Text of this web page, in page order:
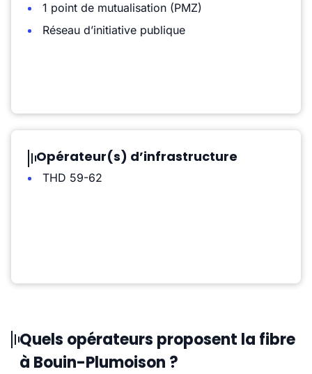
1 point de mutualisation (PMZ)
Réseau d’initiative publique
Opérateur(s) d’infrastructure
THD 59-62
Quels opérateurs proposent la fibre
à Bouin-Plumoison ?